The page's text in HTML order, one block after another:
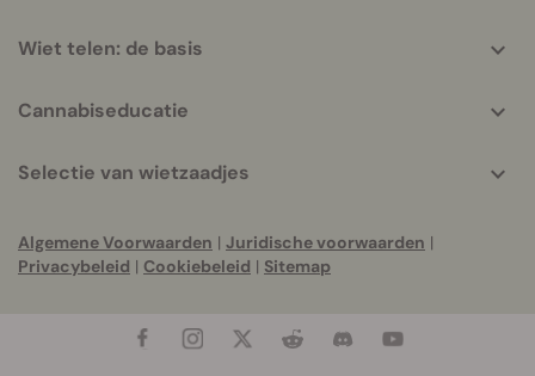
Wiet telen: de basis
Cannabiseducatie
Selectie van wietzaadjes
Algemene Voorwaarden | Juridische voorwaarden |
Privacybeleid | Cookiebeleid | Sitemap